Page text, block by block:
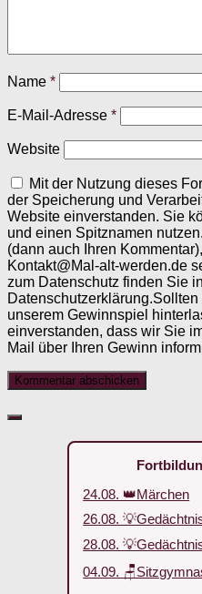
Name *
E-Mail-Adresse *
Website
Mit der Nutzung dieses
der Speicherung und
Website einverstanden. Sie
und einen Spitznamen
(dann auch Ihren
Kontakt@Mal-alt-werden.de
zum Datenschutz finden Sie
unserem Gewinnspiel
einverstanden, dass wir Sie
Mail über Ihren Gewinn
24.08. 👑Märchen
26.08.
28.08.
04.09.